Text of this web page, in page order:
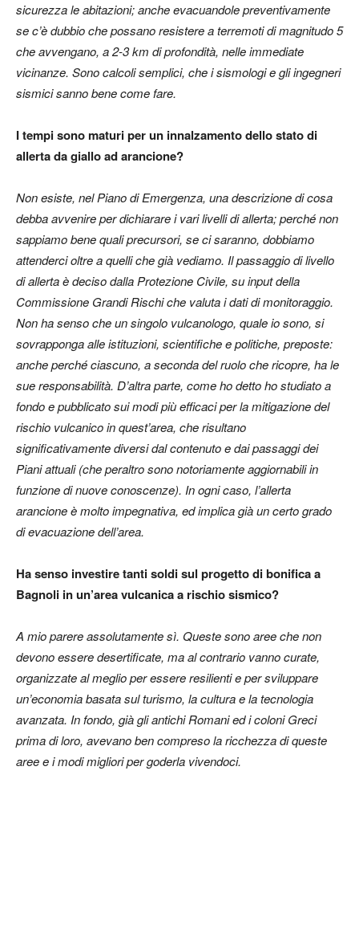
sicurezza le abitazioni; anche evacuandole preventivamente
se c’è dubbio che possano resistere a terremoti di magnitudo 5
che avvengano, a 2-3 km di profondità, nelle immediate
vicinanze. Sono calcoli semplici, che i sismologi e gli ingegneri
sismici sanno bene come fare.
I tempi sono maturi per un innalzamento dello stato di
allerta da giallo ad arancione?
Non esiste, nel Piano di Emergenza, una descrizione di cosa
debba avvenire per dichiarare i vari livelli di allerta; perché non
sappiamo bene quali precursori, se ci saranno, dobbiamo
attenderci oltre a quelli che già vediamo. Il passaggio di livello
di allerta è deciso dalla Protezione Civile, su input della
Commissione Grandi Rischi che valuta i dati di monitoraggio.
Non ha senso che un singolo vulcanologo, quale io sono, si
sovrapponga alle istituzioni, scientifiche e politiche, preposte:
anche perché ciascuno, a seconda del ruolo che ricopre, ha le
sue responsabilità. D’altra parte, come ho detto ho studiato a
fondo e pubblicato sui modi più efficaci per la mitigazione del
rischio vulcanico in quest’area, che risultano
significativamente diversi dal contenuto e dai passaggi dei
Piani attuali (che peraltro sono notoriamente aggiornabili in
funzione di nuove conoscenze). In ogni caso, l’allerta
arancione è molto impegnativa, ed implica già un certo grado
di evacuazione dell’area.
Ha senso investire tanti soldi sul progetto di bonifica a
Bagnoli in un’area vulcanica a rischio sismico?
A mio parere assolutamente sì. Queste sono aree che non
devono essere desertificate, ma al contrario vanno curate,
organizzate al meglio per essere resilienti e per sviluppare
un’economia basata sul turismo, la cultura e la tecnologia
avanzata. In fondo, già gli antichi Romani ed i coloni Greci
prima di loro, avevano ben compreso la ricchezza di queste
aree e i modi migliori per goderla vivendoci.